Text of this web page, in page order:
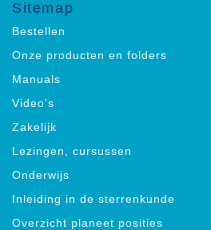
Sitemap
Bestellen
Onze producten en folders
Manuals
Video's
Zakelijk
Lezingen, cursussen
Onderwijs
Inleiding in de sterrenkunde
Overzicht planeet posities